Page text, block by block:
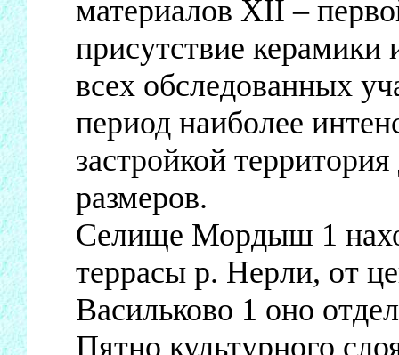
материалов XII –
присутствие керамики
всех обследованных
период наиболее
застройкой
размеров.
Селище Мордыш 1
террасы р. Нерли, от
Васильково 1 оно
Пятно культурного